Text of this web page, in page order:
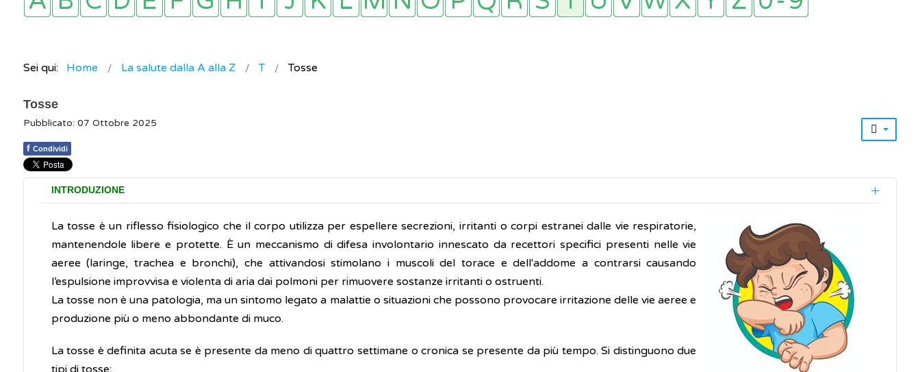
Sei qui: Home La salute dalla A alla Z T Tosse
Tosse
Pubblicato: 07 Ottobre 2025
f Condividi
INTRODUZIONE
La tosse è un riflesso fisiologico che il corpo utilizza per espellere secrezioni, irritanti o corpi estranei dalle vie respiratorie,
mantenendole libere e protette. È un meccanismo di difesa involontario innescato da recettori specifici presenti nelle vie
aeree (laringe, trachea e bronchi), che attivandosi stimolano i muscoli del torace e dell'addome a contrarsi causando
l’espulsione improvvisa e violenta di aria dai polmoni per rimuovere sostanze irritanti o ostruenti.
La tosse non è una patologia, ma un sintomo legato a malattie o situazioni che possono provocare irritazione delle vie aeree e
produzione più o meno abbondante di muco.
La tosse è definita acuta se è presente da meno di quattro settimane o cronica se presente da più tempo. Si distinguono due
tipi di tosse: